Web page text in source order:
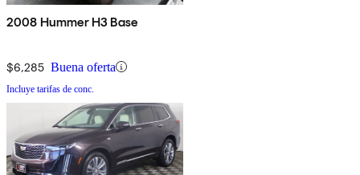
2008 Hummer H3 Base
$6,285 Buena oferta
Incluye tarifas de conc.